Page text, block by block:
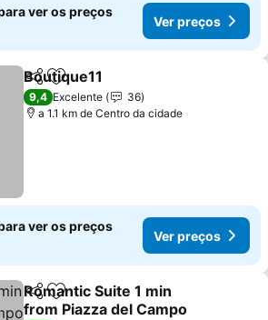
ver os preços
Ver preços
PartilharAdicionar aos favoritos
Boutique11
9,4 Excelente
36
a 1.1 km de Centro da cidade
ver os preços
Ver preços
PartilharAdicionar aos favoritos
Romantic Suite 1 min
from Piazza del Campo